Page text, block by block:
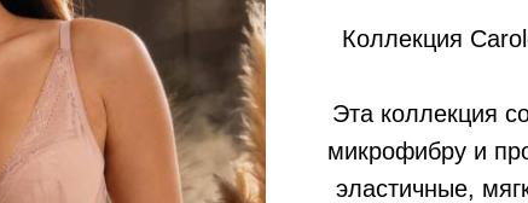
Коллекция
Эта коллекция
микрофибру и
эластичные,